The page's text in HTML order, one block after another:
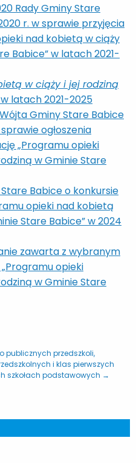
Rady Gminy Stare
r. w sprawie przyjęcia
nad kobietą w ciąży
Babice” w latach 2021-
w ciąży i jej rodziną
w latach 2021-2025
Gminy Stare Babice
ogłoszenia
„Programu opieki
w Gminie Stare
Babice o konkursie
opieki nad kobietą
Stare Babice” w 2024
zawarta z wybranym
opieki
w Gminie Stare
publicznych przedszkoli,
i klas pierwszych
szkołach podstawowych →